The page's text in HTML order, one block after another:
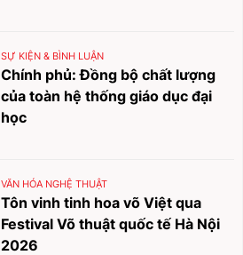
SỰ KIỆN & BÌNH LUẬN
Chính phủ: Đồng bộ chất lượng
của toàn hệ thống giáo dục đại
học
VĂN HÓA NGHỆ THUẬT
Tôn vinh tinh hoa võ Việt qua
Festival Võ thuật quốc tế Hà Nội
2026